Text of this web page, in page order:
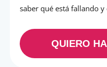
saber qué está fallando
QUIERO